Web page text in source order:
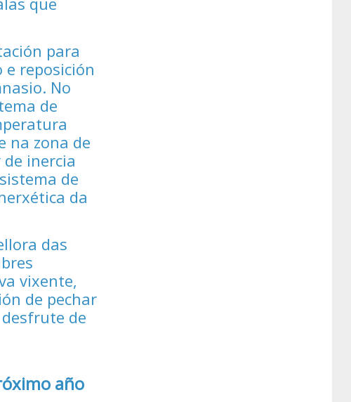
para
e reposición
No
de
na zona de
inercia
de
da
das
vixente,
de pechar
de
año